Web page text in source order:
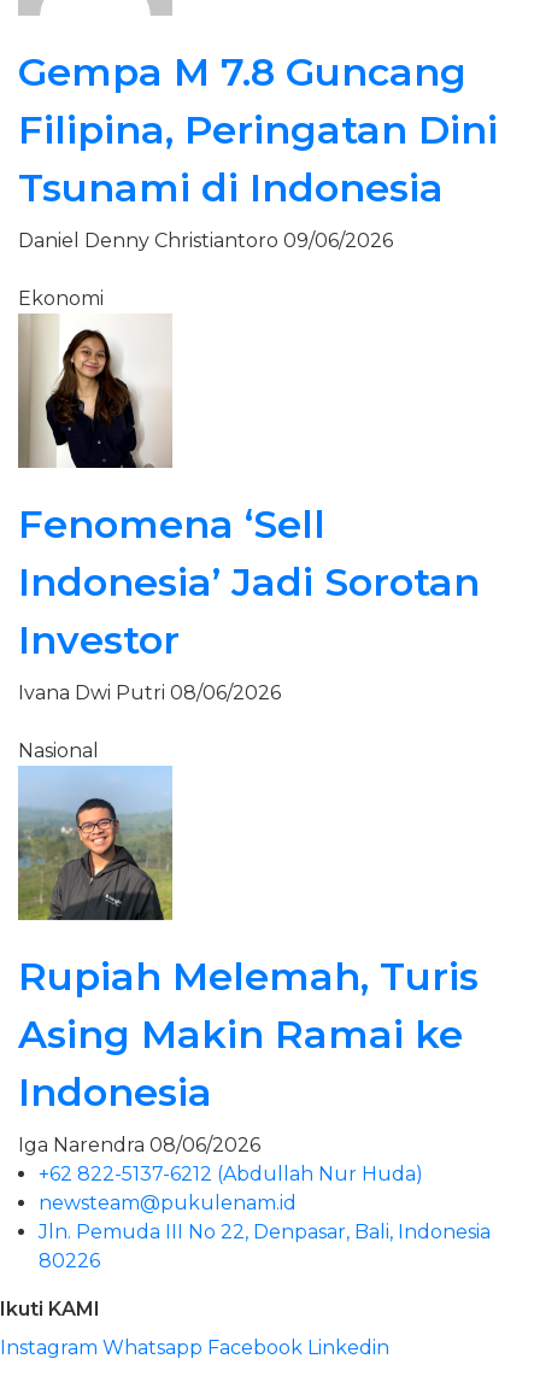
Gempa M 7.8 Guncang
Filipina, Peringatan Dini
Tsunami di Indonesia
Daniel Denny Christiantoro 09/06/2026
Ekonomi
Fenomena ‘Sell
Indonesia’ Jadi Sorotan
Investor
Ivana Dwi Putri 08/06/2026
Nasional
Rupiah Melemah, Turis
Asing Makin Ramai ke
Indonesia
Iga Narendra 08/06/2026
+62 822-5137-6212 (Abdullah Nur Huda)
newsteam@pukulenam.id
Jln. Pemuda III No 22, Denpasar, Bali, Indonesia
80226
Ikuti KAMI
Instagram Whatsapp Facebook Linkedin